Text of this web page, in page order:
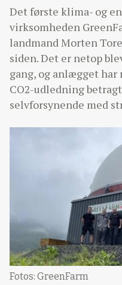
Det første klima- og
virksomheden
landmand Morten
siden. Det er netop
gang, og anlægget har
CO2-udledning
selvforsynende med
Fotos: GreenFarm